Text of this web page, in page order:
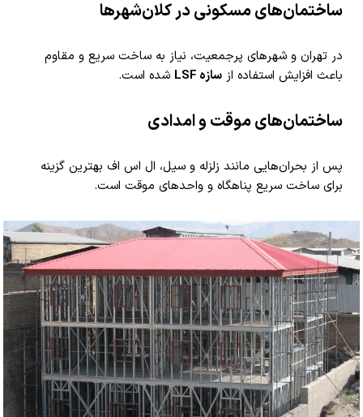
ساختمان‌های مسکونی در کلان‌شهرها
در تهران و شهرهای پرجمعیت، نیاز به ساخت سریع و مقاوم
باعث افزایش استفاده از سازه LSF شده است.
ساختمان‌های موقت و امدادی
پس از بحران‌هایی مانند زلزله و سیل، ال اس اف بهترین گزینه
برای ساخت سریع پناهگاه و واحدهای موقت است.